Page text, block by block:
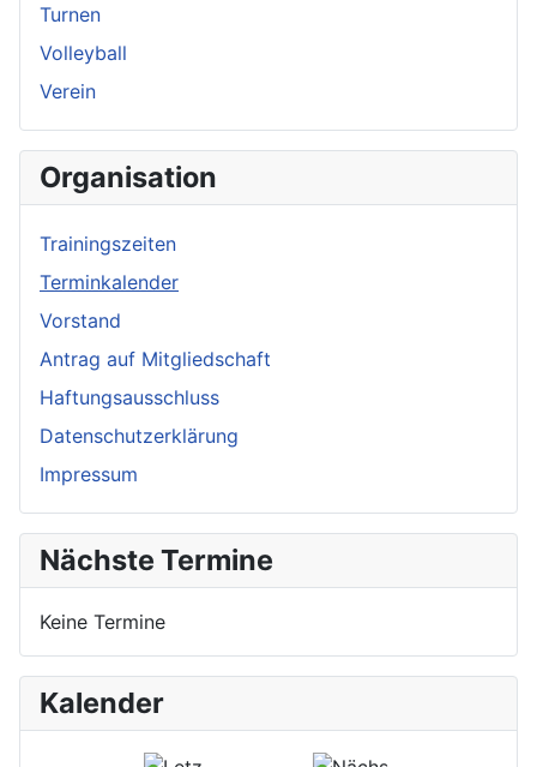
Turnen
Volleyball
Verein
Organisation
Trainingszeiten
Terminkalender
Vorstand
Antrag auf Mitgliedschaft
Haftungsausschluss
Datenschutzerklärung
Impressum
Nächste Termine
Keine Termine
Kalender